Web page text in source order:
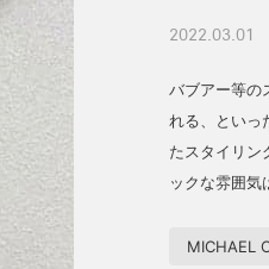
2022.03.01
バブアー等の
れる、といっ
たスタイリン
ックな雰囲気
MICHAEL